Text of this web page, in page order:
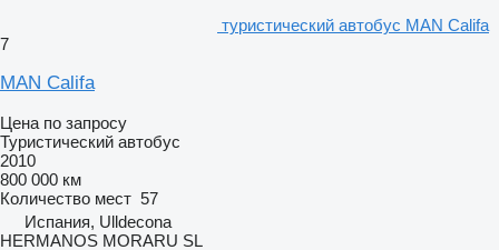
туристический автобус MAN Califa
7
MAN Califa
Цена по запросу
Туристический автобус
2010
800 000 км
Количество мест 57
Испания, Ulldecona
HERMANOS MORARU SL